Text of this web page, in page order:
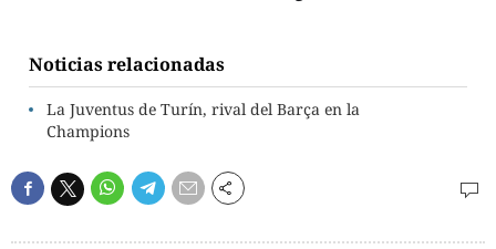
Noticias relacionadas
La Juventus de Turín, rival del Barça en la
Champions